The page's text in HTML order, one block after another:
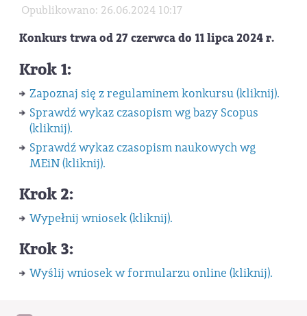
Opublikowano: 26.06.2024 10:17
Konkurs trwa od 27 czerwca do 11 lipca 2024 r.
Krok 1:
Zapoznaj się z regulaminem konkursu (kliknij).
Sprawdź wykaz czasopism wg bazy Scopus
(kliknij).
Sprawdź wykaz czasopism naukowych wg
MEiN (kliknij).
Krok 2:
Wypełnij wniosek (kliknij).
Krok 3:
Wyślij wniosek w formularzu online (kliknij).